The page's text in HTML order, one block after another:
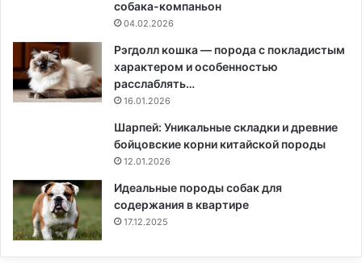
собака-компаньон
04.02.2026
Рэгдолл кошка — порода с покладистым
характером и особенностью
расслаблять…
16.01.2026
Шарпей: Уникальные складки и древние
бойцовские корни китайской породы
12.01.2026
Идеальные породы собак для
содержания в квартире
17.12.2025